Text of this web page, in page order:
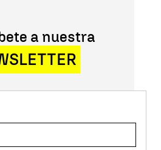
a nuestra